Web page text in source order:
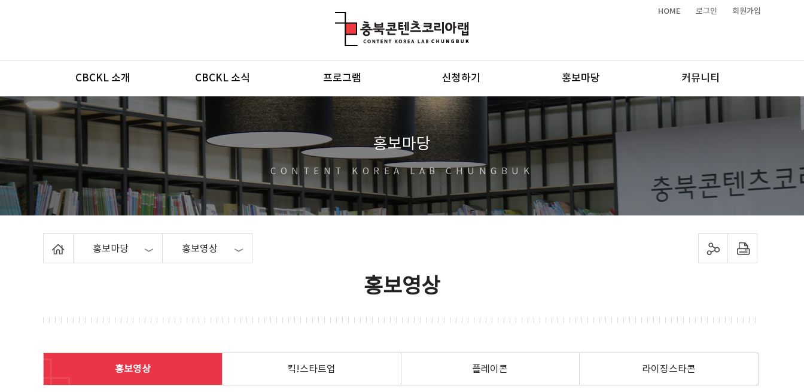
HOME 로그인 회원가입
메뉴
CBCKL 소개 CBCKL 소식 프로그램 신청하기 홍보마당 커뮤니티
홍보마당
CONTENT KOREA LAB CHUNGBUK
홍보마당 홍보영상 sns 공유하기 프린트하기
홍보영상
홍보영상 킥!스타트업 플레이콘 라이징스타콘